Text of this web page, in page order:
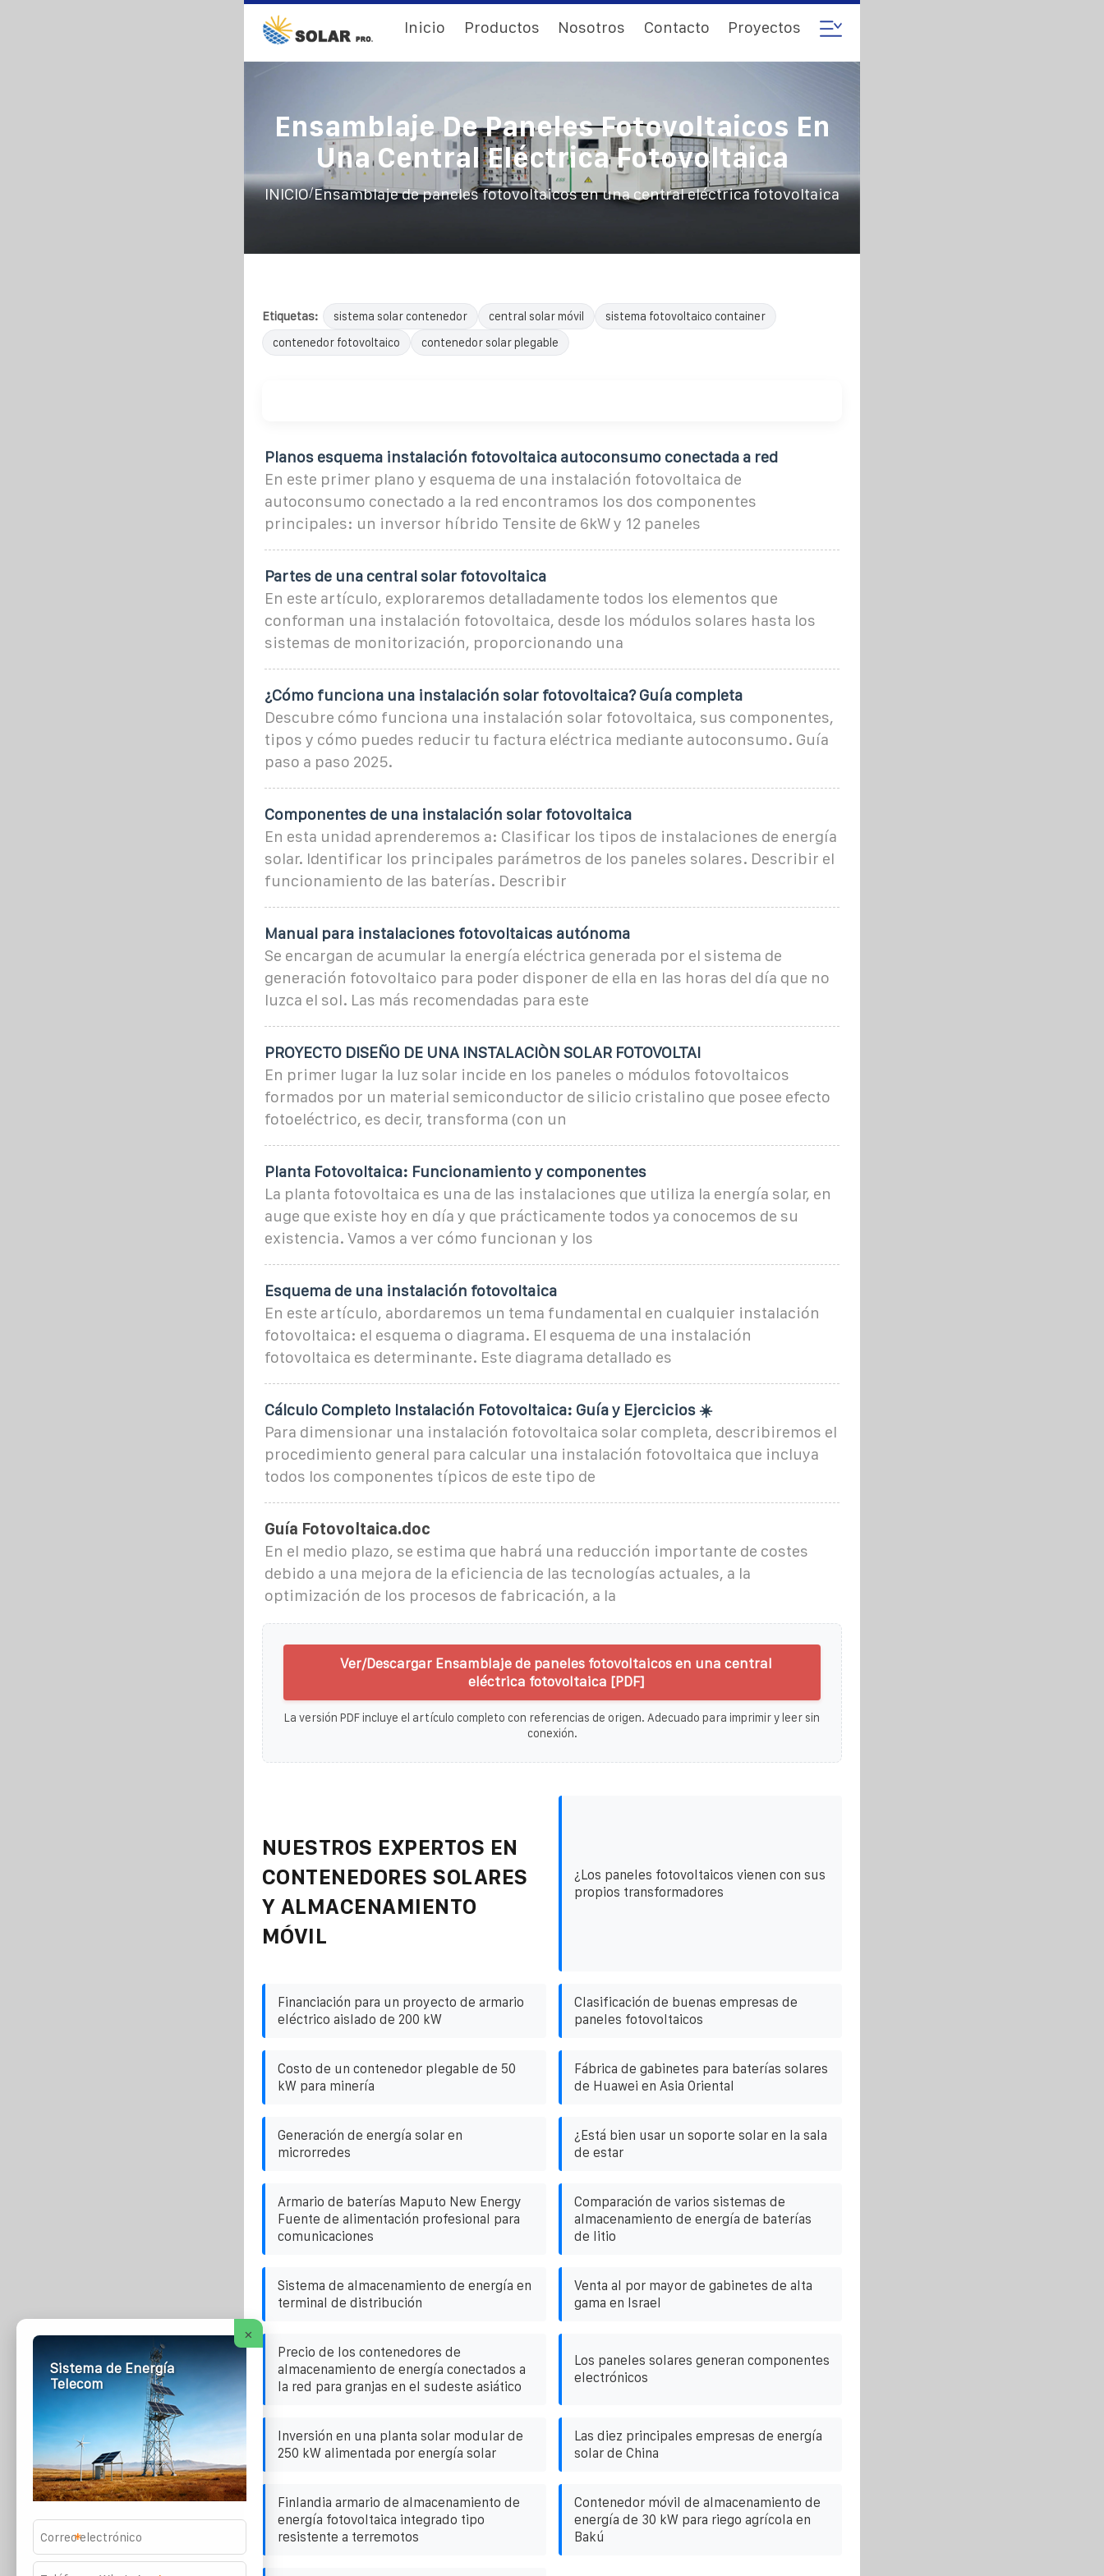
Inicio Productos Nosotros Contacto Proyectos
Ensamblaje De Paneles Fotovoltaicos En
Una Central Eléctrica Fotovoltaica
INICIO/Ensamblaje de paneles fotovoltaicos en una central eléctrica fotovoltaica
Etiquetas: sistema solar contenedor central solar móvil
sistema fotovoltaico container
contenedor fotovoltaico
contenedor solar plegable
Planos esquema instalación fotovoltaica autoconsumo conectada a red
En este primer plano y esquema de una instalación fotovoltaica de
autoconsumo conectado a la red encontramos los dos componentes
principales: un inversor híbrido Tensite de 6kW y 12 paneles
Partes de una central solar fotovoltaica
En este artículo, exploraremos detalladamente todos los elementos que
conforman una instalación fotovoltaica, desde los módulos solares hasta los
sistemas de monitorización, proporcionando una
¿Cómo funciona una instalación solar fotovoltaica? Guía completa
Descubre cómo funciona una instalación solar fotovoltaica, sus componentes,
tipos y cómo puedes reducir tu factura eléctrica mediante autoconsumo. Guía
paso a paso 2025.
Componentes de una instalación solar fotovoltaica
En esta unidad aprenderemos a: Clasificar los tipos de instalaciones de energía
solar. Identificar los principales parámetros de los paneles solares. Describir el
funcionamiento de las baterías. Describir
Manual para instalaciones fotovoltaicas autónoma
Se encargan de acumular la energía eléctrica generada por el sistema de
generación fotovoltaico para poder disponer de ella en las horas del día que no
luzca el sol. Las más recomendadas para este
PROYECTO DISEÑO DE UNA INSTALACIÒN SOLAR FOTOVOLTAI
En primer lugar la luz solar incide en los paneles o módulos fotovoltaicos
formados por un material semiconductor de silicio cristalino que posee efecto
fotoeléctrico, es decir, transforma (con un
Planta Fotovoltaica: Funcionamiento y componentes
La planta fotovoltaica es una de las instalaciones que utiliza la energía solar, en
auge que existe hoy en día y que prácticamente todos ya conocemos de su
existencia. Vamos a ver cómo funcionan y los
Esquema de una instalación fotovoltaica
En este artículo, abordaremos un tema fundamental en cualquier instalación
fotovoltaica: el esquema o diagrama. El esquema de una instalación
fotovoltaica es determinante. Este diagrama detallado es
Cálculo Completo Instalación Fotovoltaica: Guía y Ejercicios ☀️
Para dimensionar una instalación fotovoltaica solar completa, describiremos el
procedimiento general para calcular una instalación fotovoltaica que incluya
todos los componentes típicos de este tipo de
Guía Fotovoltaica.doc
En el medio plazo, se estima que habrá una reducción importante de costes
debido a una mejora de la eficiencia de las tecnologías actuales, a la
optimización de los procesos de fabricación, a la
Ver/Descargar Ensamblaje de paneles fotovoltaicos en una central
eléctrica fotovoltaica [PDF]
La versión PDF incluye el artículo completo con referencias de origen. Adecuado para imprimir y leer sin
conexión.
NUESTROS EXPERTOS EN
CONTENEDORES SOLARES
Y ALMACENAMIENTO
MÓVIL
¿Los paneles fotovoltaicos vienen con sus
propios transformadores
Financiación para un proyecto de armario
eléctrico aislado de 200 kW
Clasificación de buenas empresas de
paneles fotovoltaicos
Costo de un contenedor plegable de 50
kW para minería
Fábrica de gabinetes para baterías solares
de Huawei en Asia Oriental
Generación de energía solar en
microrredes
¿Está bien usar un soporte solar en la sala
de estar
Armario de baterías Maputo New Energy
Fuente de alimentación profesional para
comunicaciones
Comparación de varios sistemas de
almacenamiento de energía de baterías
de litio
Sistema de almacenamiento de energía en
terminal de distribución
Venta al por mayor de gabinetes de alta
gama en Israel
Precio de los contenedores de
almacenamiento de energía conectados a
la red para granjas en el sudeste asiático
Los paneles solares generan componentes
electrónicos
Inversión en una planta solar modular de
250 kW alimentada por energía solar
Las diez principales empresas de energía
solar de China
Finlandia armario de almacenamiento de
energía fotovoltaica integrado tipo
resistente a terremotos
Contenedor móvil de almacenamiento de
energía de 30 kW para riego agrícola en
Bakú
×
Sistema de Energía
Telecom
*